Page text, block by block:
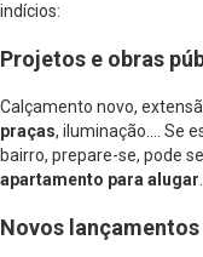
indícios:
Projetos e obras
Calçamento novo,
praças, iluminação…. Se
bairro, prepare-se, pode
apartamento para alugar
Novos lançamentos